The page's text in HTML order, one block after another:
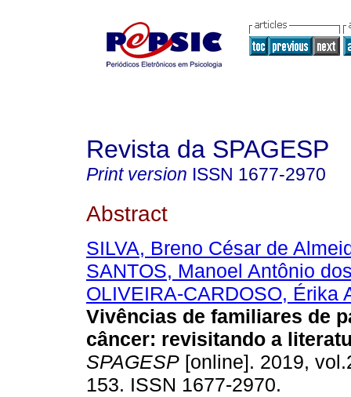
Revista da SPAGESP
Print version ISSN 1677-2970
Abstract
SILVA, Breno César de
SANTOS, Manoel Antônio
OLIVEIRA-CARDOSO, Érika
Vivências de familiares de
câncer: revisitando a
SPAGESP [online]. 2019,
153. ISSN 1677-2970.